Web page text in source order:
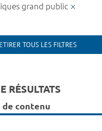
grand public
TOUS LES FILTRES
RÉSULTATS
de contenu